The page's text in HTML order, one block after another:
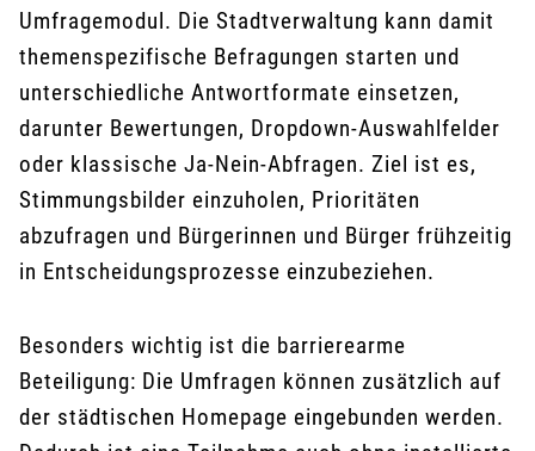
Umfragemodul. Die Stadtverwaltung kann damit
themenspezifische Befragungen starten und
unterschiedliche Antwortformate einsetzen,
darunter Bewertungen, Dropdown-Auswahlfelder
oder klassische Ja-Nein-Abfragen. Ziel ist es,
Stimmungsbilder einzuholen, Prioritäten
abzufragen und Bürgerinnen und Bürger frühzeitig
in Entscheidungsprozesse einzubeziehen.
Besonders wichtig ist die barrierearme
Beteiligung: Die Umfragen können zusätzlich auf
der städtischen Homepage eingebunden werden.